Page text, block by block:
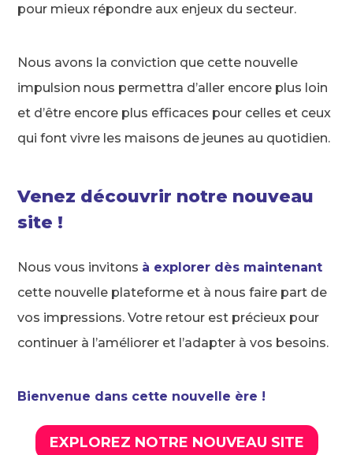
pour mieux répondre aux enjeux du secteur.
Nous avons la conviction que cette nouvelle
impulsion nous permettra d’aller encore plus loin
et d’être encore plus efficaces pour celles et ceux
qui font vivre les maisons de jeunes au quotidien.
Venez découvrir notre nouveau
site !
Nous vous invitons à explorer dès maintenant
cette nouvelle plateforme et à nous faire part de
vos impressions. Votre retour est précieux pour
continuer à l’améliorer et l’adapter à vos besoins.
Bienvenue dans cette nouvelle ère !
EXPLOREZ NOTRE NOUVEAU SITE